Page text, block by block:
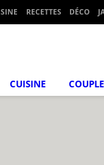
RECETTES DÉCO
CUISINE COUPLE